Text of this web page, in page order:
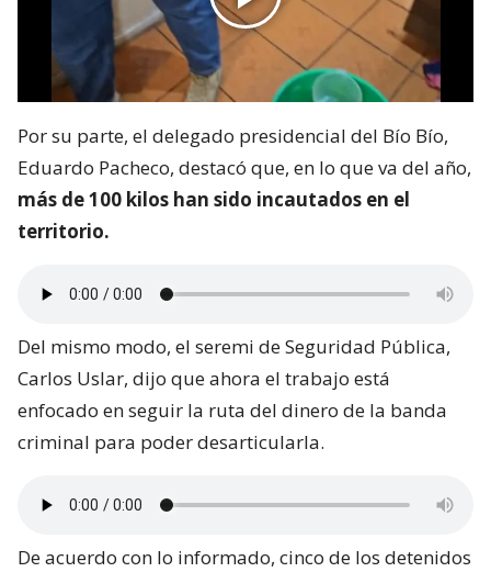
Por su parte, el delegado presidencial del Bío Bío,
Eduardo Pacheco, destacó que, en lo que va del año,
más de 100 kilos han sido incautados en el
territorio.
Del mismo modo, el seremi de Seguridad Pública,
Carlos Uslar, dijo que ahora el trabajo está
enfocado en seguir la ruta del dinero de la banda
criminal para poder desarticularla.
De acuerdo con lo informado, cinco de los detenidos